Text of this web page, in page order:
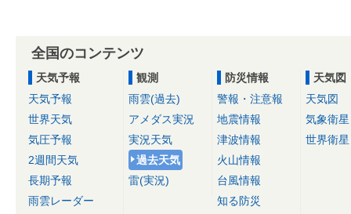
全国のコンテンツ
天気予報
天気予報
世界天気
気圧予報
2週間天気
長期予報
雨雲レーダー
観測
雨雲(過去)
アメダス実況
実況天気
過去天気
雷(実況)
防災情報
警報・注意報
地震情報
津波情報
火山情報
台風情報
知る防災
天気図
天気図
気象衛星
世界衛星